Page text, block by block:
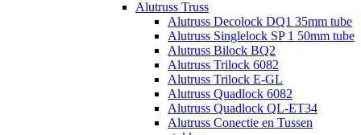
Alutruss Truss
Alutruss Decolock DQ1 35mm tube
Alutruss Singlelock SP 1 50mm tube
Alutruss Bilock BQ2
Alutruss Trilock 6082
Alutruss Trilock E-GL
Alutruss Quadlock 6082
Alutruss Quadlock QL-ET34
Alutruss Conectie en Tussen